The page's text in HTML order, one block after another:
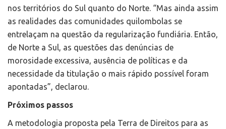
nos territórios do Sul quanto do Norte. “Mas ainda assim
as realidades das comunidades quilombolas se
entrelaçam na questão da regularização fundiária. Então,
de Norte a Sul, as questões das denúncias de
morosidade excessiva, ausência de políticas e da
necessidade da titulação o mais rápido possível foram
apontadas”, declarou.
Próximos passos
A metodologia proposta pela Terra de Direitos para as